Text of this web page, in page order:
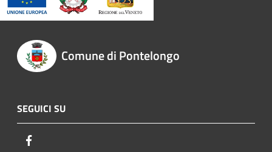
Comune di Pontelongo
SEGUICI SU